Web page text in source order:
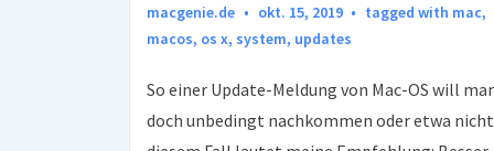
macgenie.de okt. 15, 2019 tagged with mac,
macos, os x, system, updates
So einer Update-Meldung von Mac-OS will
doch unbedingt nachkommen oder etwa